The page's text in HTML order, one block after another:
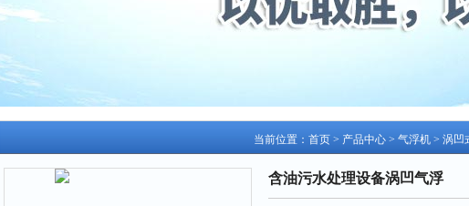
当前位置： 首页 > 产品中心 > 气浮机 > 涡凹
含油污水处理设备涡凹气浮